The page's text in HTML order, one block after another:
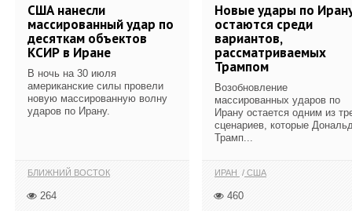
США нанесли
массированный удар по
десяткам объектов
КСИР в Иране
В ночь на 30 июля
американские силы провели
новую массированную волну
ударов по Ирану.
БЛИЖНИЙ ВОСТОК
264
Новые удары по
остаются среди
вариантов,
рассматриваемых
Трампом
Возобновление
массированных ударов по
Ирану остается одним из
сценариев, которые
Трамп...
ИРАН США
460